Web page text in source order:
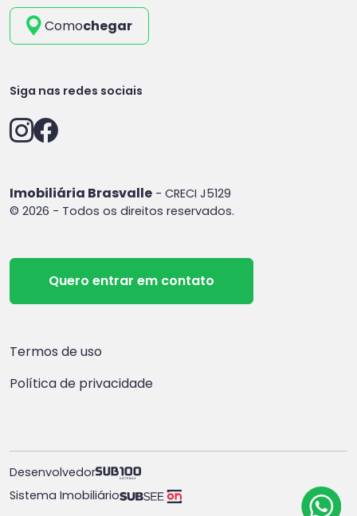
Comochegar
Siga nas redes sociais
Imobiliária Brasvalle - CRECI J5129
© 2026 - Todos os direitos reservados.
Quero entrar em contato
Termos de uso
Política de privacidade
Desenvolvedor
Sistema Imobiliário